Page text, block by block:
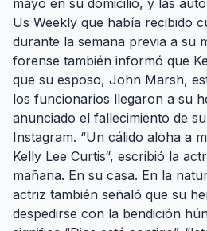
mayo en su domicilio, y las
Us Weekly que había recibido
durante la semana previa a su
forense también informó que
que su esposo, John Marsh,
los funcionarios llegaron a su
anunciado el fallecimiento de
Instagram. “Un cálido aloha a
Kelly Lee Curtis“, escribió la
mañana. En su casa. En la
actriz también señaló que su
despedirse con la bendición